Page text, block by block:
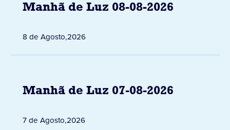
Manhã de Luz 08-08-2026
8 de Agosto,2026
Manhã de Luz 07-08-2026
7 de Agosto,2026